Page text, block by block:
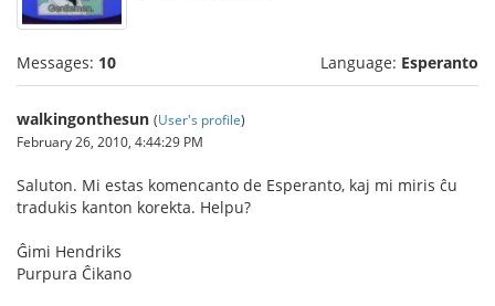
Messages: 10 Language: Esperanto
walkingonthesun (User's profile)
February 26, 2010, 4:44:29 PM
Saluton. Mi estas komencanto de Esperanto, kaj mi miris ĉu
tradukis kanton korekta. Helpu?
Ĝimi Hendriks
Purpura Ĉikano